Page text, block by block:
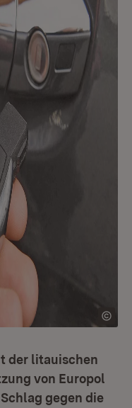
der litauischen
von Europol
gegen die